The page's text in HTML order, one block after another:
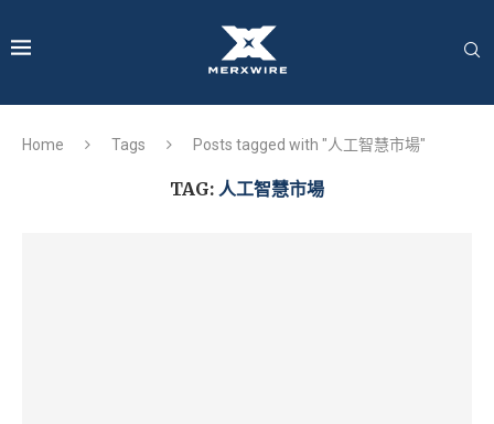
Home Tags Posts tagged with "人工智慧市場"
TAG: 人工智慧市場